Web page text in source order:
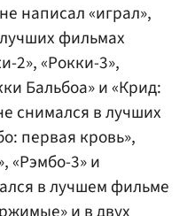
написал «играл»,
фильмах
2», «Рокки-3»,
Бальбоа» и «Крид:
снимался в лучших
первая кровь»,
«Рэмбо-3» и
в лучшем фильме